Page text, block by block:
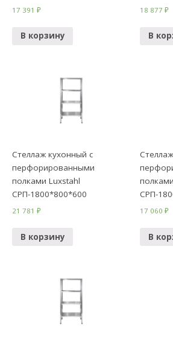
17 391₽
В корзину
18 877₽
В
Стеллаж кухонный с
перфорированными
полками Luxstahl
СРП-1800*800*600
21 781₽
В корзину
СРП-
17 060₽
В